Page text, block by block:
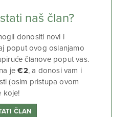
naš član?
donositi novi i
poput ovog oslanjamo
članove poput vas.
je€2, a donosi vam i
(osim pristupa ovom
koje!
ČLAN